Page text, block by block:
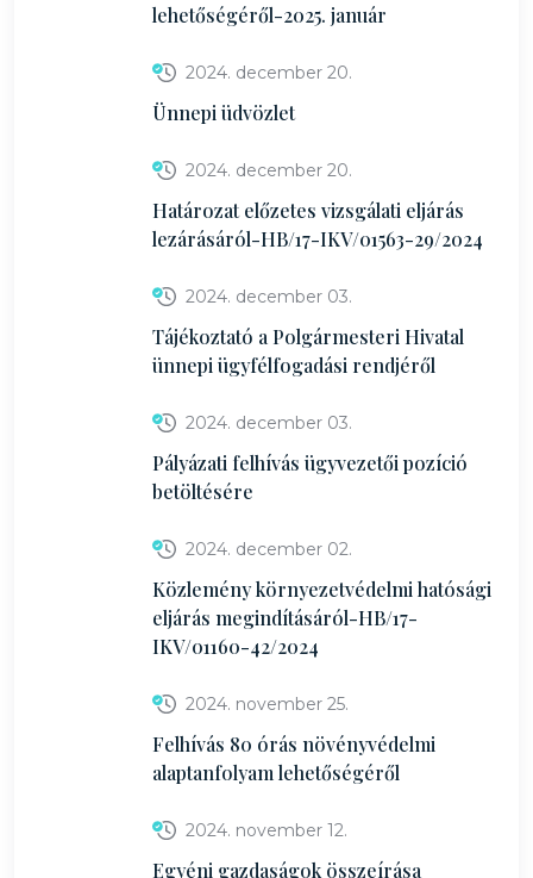
lehetőségéről-2025. január
2024. december 20.
Ünnepi üdvözlet
2024. december 20.
Határozat előzetes vizsgálati eljárás
lezárásáról-HB/17-IKV/01563-29/2024
2024. december 03.
Tájékoztató a Polgármesteri Hivatal
ünnepi ügyfélfogadási rendjéről
2024. december 03.
Pályázati felhívás ügyvezetői pozíció
betöltésére
2024. december 02.
Közlemény környezetvédelmi hatósági
eljárás megindításáról-HB/17-
IKV/01160-42/2024
2024. november 25.
Felhívás 80 órás növényvédelmi
alaptanfolyam lehetőségéről
2024. november 12.
Egyéni gazdaságok összeírása